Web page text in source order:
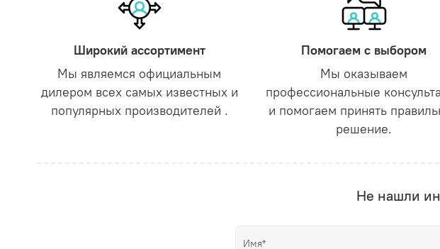
Широкий ассортимент
Мы являемся официальным
дилером всех самых известных и
популярных производителей .
Помогаем с выбором
Мы оказываем
профессиональные
и помогаем принять
решение.
Не нашли